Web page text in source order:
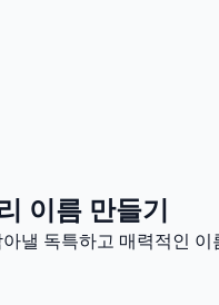
이름 만들기
낼 독특하고 매력적인